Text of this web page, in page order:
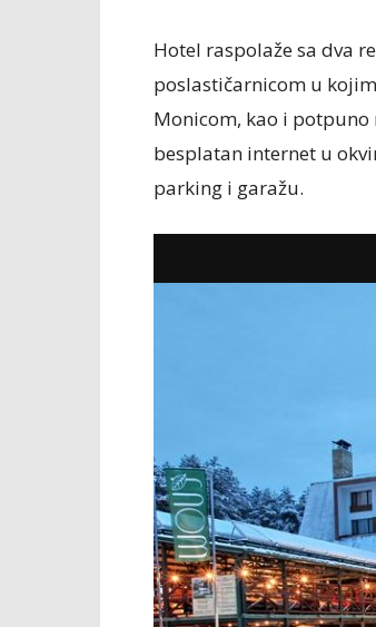
Hotel raspolaže sa dva
poslastičarnicom u
Monicom, kao i
besplatan internet u
parking i garažu.